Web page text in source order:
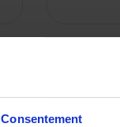
Consentement